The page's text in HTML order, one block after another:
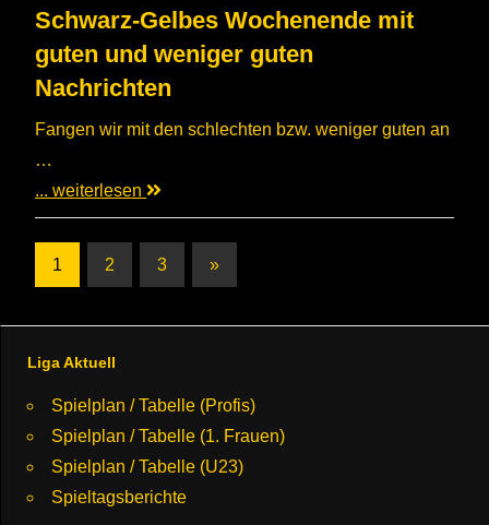
Schwarz-Gelbes Wochenende mit
guten und weniger guten
Nachrichten
Fangen wir mit den schlechten bzw. weniger guten an
…
... weiterlesen
Seitennummerierung
Beiträge
1 2 3
Nächste
»
Liga Aktuell
Spielplan / Tabelle (Profis)
Spielplan / Tabelle (1. Frauen)
Spielplan / Tabelle (U23)
Spieltagsberichte